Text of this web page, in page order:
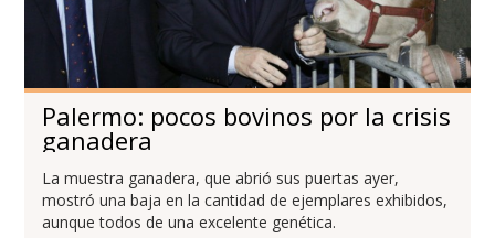
Palermo: pocos bovinos por la crisis
ganadera
La muestra ganadera, que abrió sus puertas ayer,
mostró una baja en la cantidad de ejemplares exhibidos,
aunque todos de una excelente genética.